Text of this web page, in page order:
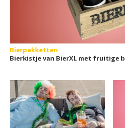
Bierpakketten
Bierkistje van BierXL met fruitige